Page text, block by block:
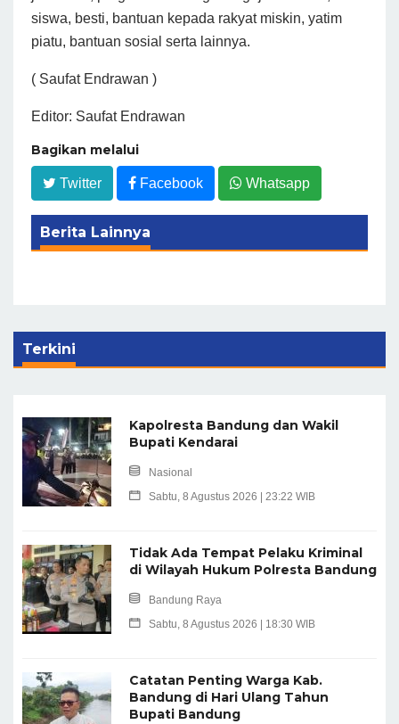
siswa, besti, bantuan kepada rakyat miskin, yatim
piatu, bantuan sosial serta lainnya.
( Saufat Endrawan )
Editor: Saufat Endrawan
Bagikan melalui
Twitter Facebook Whatsapp
Berita Lainnya
Terkini
Kapolresta Bandung dan Wakil
Bupati Kendarai
Nasional
Sabtu, 8 Agustus 2026 | 23:22 WIB
Tidak Ada Tempat Pelaku Kriminal
di Wilayah Hukum Polresta Bandung
Bandung Raya
Sabtu, 8 Agustus 2026 | 18:30 WIB
Catatan Penting Warga Kab.
Bandung di Hari Ulang Tahun
Bupati Bandung